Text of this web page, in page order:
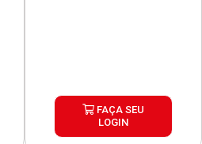
FAÇA SEU
LOGIN